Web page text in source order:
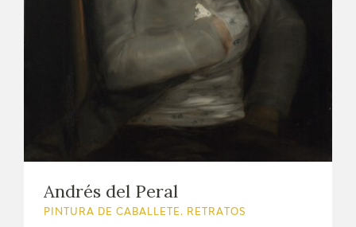
Andrés del Peral
PINTURA DE CABALLETE. RETRATOS